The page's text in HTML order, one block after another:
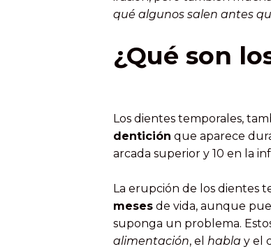
qué algunos salen antes
¿Qué son
Los dientes temporales,
dentición que aparece
arcada superior y 10 en la
La erupción de los dientes
meses de vida, aunque
suponga un problema.
alimentación, el habla y el